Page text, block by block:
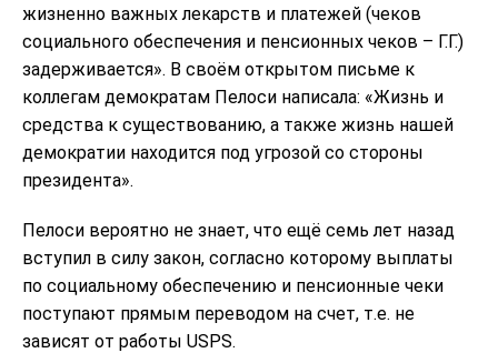
жизненно важных лекарств и платежей (чеков
социального обеспечения и пенсионных чеков – Г.Г.)
задерживается». В своём открытом письме к
коллегам демократам Пелоси написала: «Жизнь и
средства к существованию, а также жизнь нашей
демократии находится под угрозой со стороны
президента».
Пелоси вероятно не знает, что ещё семь лет назад
вступил в силу закон, согласно которому выплаты
по социальному обеспечению и пенсионные чеки
поступают прямым переводом на счет, т.е. не
зависят от работы USPS.